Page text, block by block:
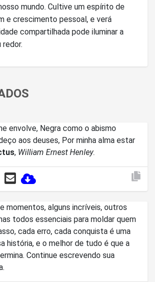
mundo. Cultive um espírito de
e crescimento pessoal, e verá
compartilhada pode iluminar a
envolve, Negra como o abismo
aos deuses, Por minha alma estar
, William Ernest Henley.
momentos, alguns incríveis, outros
todos essenciais para moldar quem
história, e o melhor de tudo é que a
Continue escrevendo sua